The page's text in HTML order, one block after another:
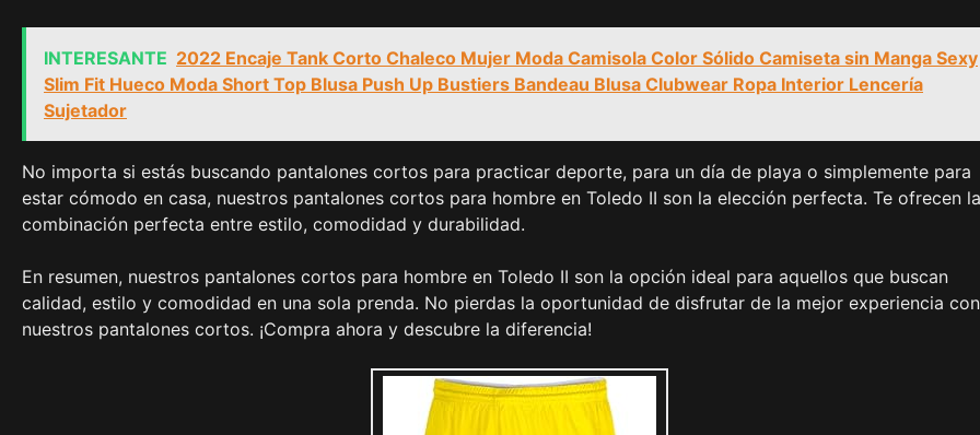
INTERESANTE 2022 Encaje Tank Corto Chaleco Mujer Moda Camisola Color Sólido Camiseta sin Manga Sexy
Slim Fit Hueco Moda Short Top Blusa Push Up Bustiers Bandeau Blusa Clubwear Ropa Interior Lencería
Sujetador
No importa si estás buscando pantalones cortos para practicar deporte, para un día de playa o simplemente para
estar cómodo en casa, nuestros pantalones cortos para hombre en Toledo II son la elección perfecta. Te ofrecen la
combinación perfecta entre estilo, comodidad y durabilidad.
En resumen, nuestros pantalones cortos para hombre en Toledo II son la opción ideal para aquellos que buscan
calidad, estilo y comodidad en una sola prenda. No pierdas la oportunidad de disfrutar de la mejor experiencia con
nuestros pantalones cortos. ¡Compra ahora y descubre la diferencia!